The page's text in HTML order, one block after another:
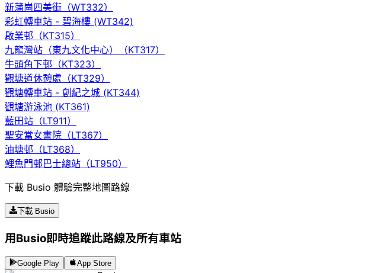
新蒲崗四美街（WT332）
彩虹轉車站 - 碧海樓 (WT342)
啟業邨（KT315）
九龍灣站（東九文化中心）（KT317）
牛頭角下邨（KT323）
觀塘道休憩處（KT329）
觀塘轉車站 - 創紀之城 (KT344)
觀塘游泳池 (KT361)
藍田站（LT911）
聖安當女書院（LT367）
油塘邨（LT368）
鯉魚門邨巴士總站（LT950）
下載 Busio 體驗完整地圖路線
下載 Busio
用Busio即時追蹤此路線及所有車站
Google Play App Store